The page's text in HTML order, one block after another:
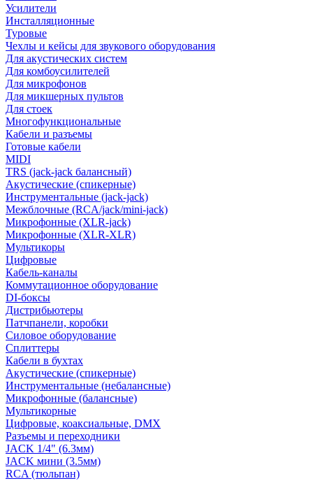
Усилители
Инсталляционные
Туровые
Чехлы и кейсы для звукового оборудования
Для акустических систем
Для комбоусилителей
Для микрофонов
Для микшерных пультов
Для стоек
Многофункциональные
Кабели и разъемы
Готовые кабели
MIDI
TRS (jack-jack балансный)
Акустические (спикерные)
Инструментальные (jack-jack)
Межблочные (RCA/jack/mini-jack)
Микрофонные (XLR-jack)
Микрофонные (XLR-XLR)
Мультикоры
Цифровые
Кабель-каналы
Коммутационное оборудование
DI-боксы
Дистрибьютеры
Патчпанели, коробки
Силовое оборудование
Сплиттеры
Кабели в бухтах
Акустические (спикерные)
Инструментальные (небалансные)
Микрофонные (балансные)
Мультикорные
Цифровые, коаксиальные, DMX
Разъемы и переходники
JACK 1/4" (6.3мм)
JACK мини (3.5мм)
RCA (тюльпан)